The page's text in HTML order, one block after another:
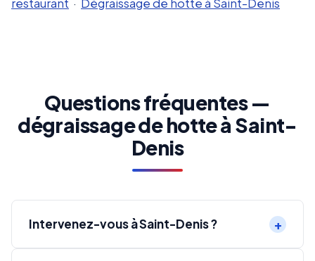
restaurant · Dégraissage de hotte à Saint-Denis
Questions fréquentes —
dégraissage de hotte à Saint-
Denis
Intervenez-vous à Saint-Denis ?